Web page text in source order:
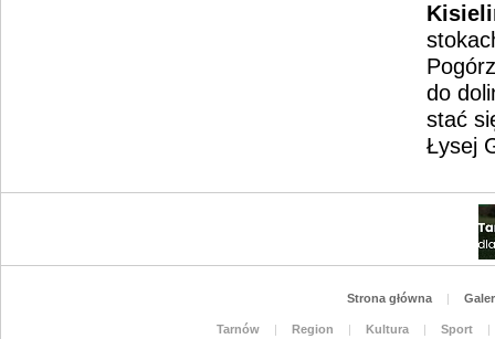
do
stać
Łysej
Strona główna |
Tarnów | Region | Kultura | Sport
|